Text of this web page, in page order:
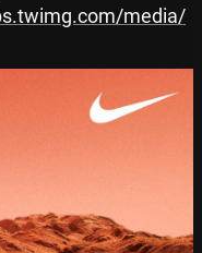
media/